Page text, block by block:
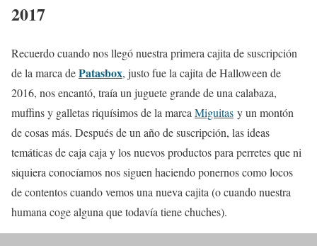
2017
Recuerdo cuando nos llegó nuestra primera cajita de suscripción
de la marca dePatasbox, justo fue la cajita de Halloween de
2016, nos encantó, traía un juguete grande de una calabaza,
muffins y galletas riquísimos de la marca Miguitas y un montón
de cosas más. Después de un año de suscripción, las ideas
temáticas de caja caja y los nuevos productos para perretes que ni
siquiera conocíamos nos siguen haciendo ponernos como locos
de contentos cuando vemos una nueva cajita (o cuando nuestra
humana coge alguna que todavía tiene chuches).